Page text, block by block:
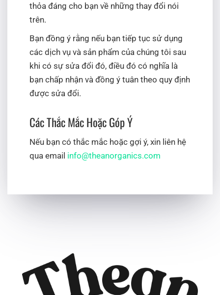
thỏa đáng cho bạn về những thay đổi nói
trên.
Bạn đồng ý rằng nếu bạn tiếp tục sử dụng
các dịch vụ và sản phẩm của chúng tôi sau
khi có sự sửa đổi đó, điều đó có nghĩa là
bạn chấp nhận và đồng ý tuân theo quy định
được sửa đổi.
Các Thắc Mắc Hoặc Góp Ý
Nếu bạn có thắc mắc hoặc gợi ý, xin liên hệ
qua email info@theanorganics.com